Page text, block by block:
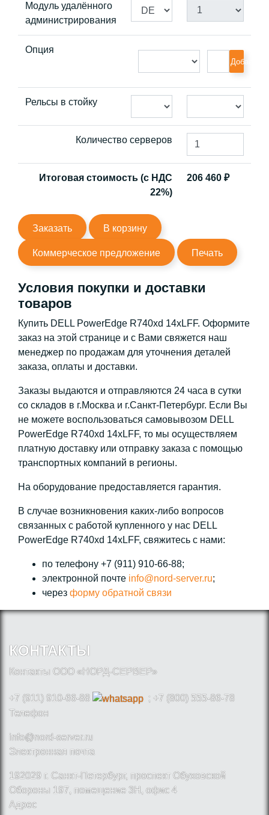
Модуль удалённого
администрирования
Опция
Добавить
Рельсы в стойку
Количество серверов
Итоговая стоимость (с НДС
22%)
206 460 ₽
Заказать В корзину
Коммерческое предложение Печать
Условия покупки и доставки
товаров
Купить DELL PowerEdge R740xd 14xLFF. Оформите
заказ на этой странице и с Вами свяжется наш
менеджер по продажам для уточнения деталей
заказа, оплаты и доставки.
Заказы выдаются и отправляются 24 часа в сутки
со складов в г.Москва и г.Санкт-Петербург. Если Вы
не можете воспользоваться самовывозом DELL
PowerEdge R740xd 14xLFF, то мы осуществляем
платную доставку или отправку заказа с помощью
транспортных компаний в регионы.
На оборудование предоставляется гарантия.
В случае возникновения каких-либо вопросов
связанных с работой купленного у нас DELL
PowerEdge R740xd 14xLFF, свяжитесь с нами:
по телефону +7 (911) 910-66-88;
электронной почте info@nord-server.ru;
через форму обратной связи
КОНТАКТЫ
Контакты ООО «НОРД-СЕРВЕР»
+7 (911) 910-66-88
; +7 (800) 555-86-78
Телефон
info@nord-server.ru
Электронная почта
192029 г. Санкт-Петербург, проспект Обуховской
Обороны 197, помещение 3Н, офис 4
Адрес